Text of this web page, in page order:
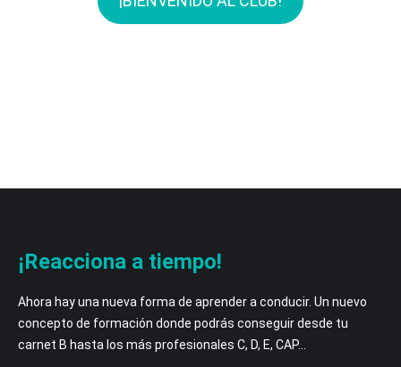
¡Reacciona a tiempo!
Ahora hay una nueva forma de aprender a conducir. Un nuevo
concepto de formación donde podrás conseguir desde tu
carnet B hasta los más profesionales C, D, E, CAP…